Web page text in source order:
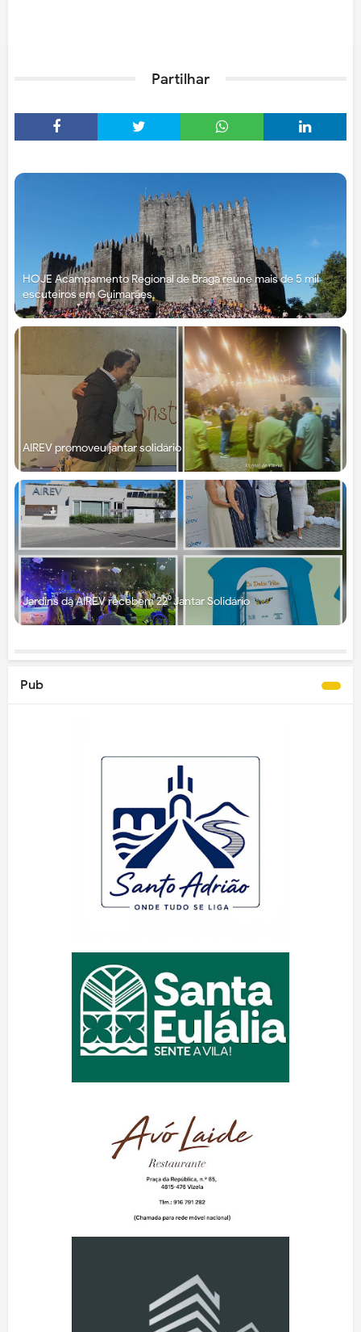
Partilhar
HOJE Acampamento Regional de Braga reúne mais de 5 mil
escuteiros em Guimarães
AIREV promoveu jantar solidário
Jardins da AIREV recebem 22⁰ Jantar Solidário
Pub